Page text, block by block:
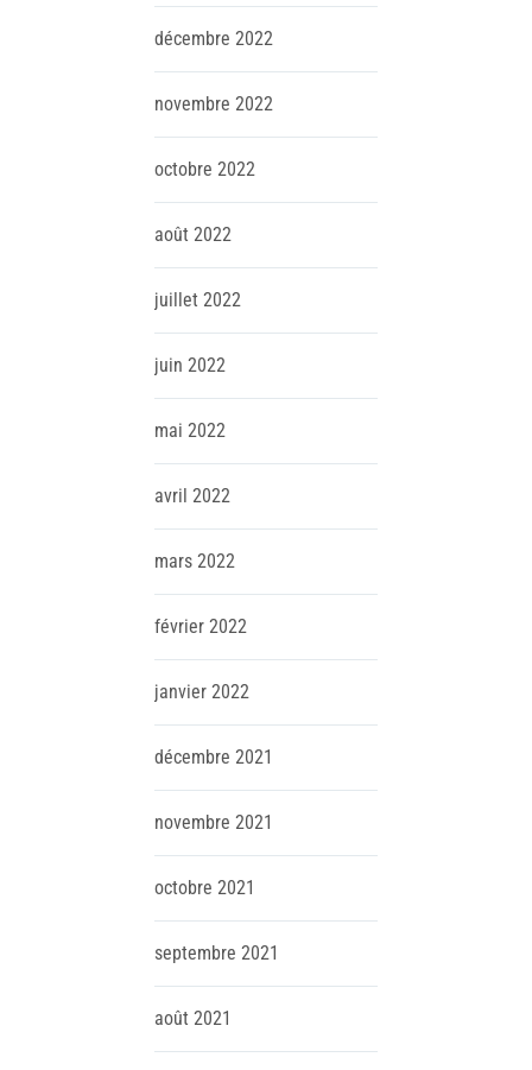
décembre 2022
novembre 2022
octobre 2022
août 2022
juillet 2022
juin 2022
mai 2022
avril 2022
mars 2022
février 2022
janvier 2022
décembre 2021
novembre 2021
octobre 2021
septembre 2021
août 2021